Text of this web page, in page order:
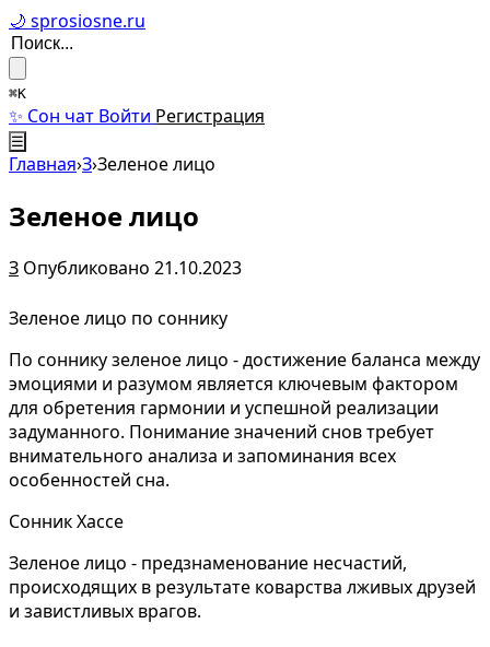
🌙 sprosiosne.ru
⌘K
✨ Сон чат Войти Регистрация
☰
Главная›З›Зеленое лицо
Зеленое лицо
З Опубликовано 21.10.2023
Зеленое лицо по соннику
По соннику зеленое лицо - достижение баланса между
эмоциями и разумом является ключевым фактором
для обретения гармонии и успешной реализации
задуманного. Понимание значений снов требует
внимательного анализа и запоминания всех
особенностей сна.
Сонник Хассе
Зеленое лицо - предзнаменование несчастий,
происходящих в результате коварства лживых друзей
и завистливых врагов.